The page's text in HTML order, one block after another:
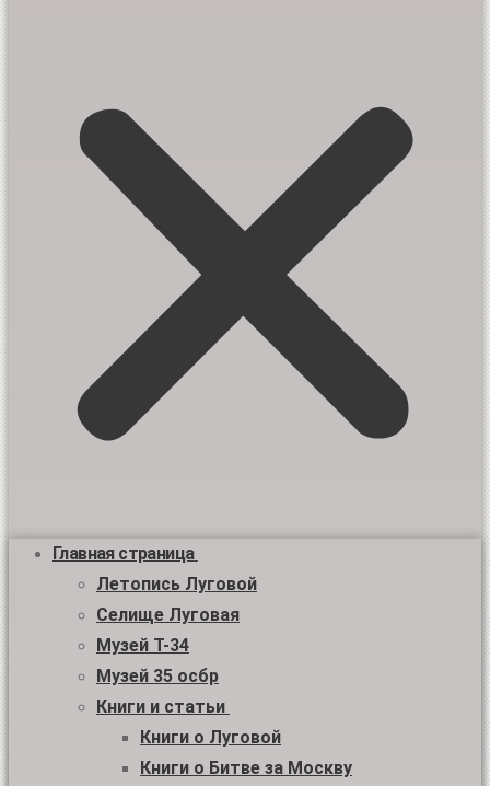
Главная страница
Летопись Луговой
Селище Луговая
Музей Т-34
Музей 35 осбр
Книги и статьи
Книги о Луговой
Книги о Битве за Москву